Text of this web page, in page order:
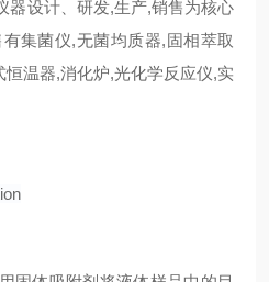
器设计、研发,生产,销售为核心
集菌仪,无菌均质器,固相萃取
温器,消化炉,光化学反应仪,实